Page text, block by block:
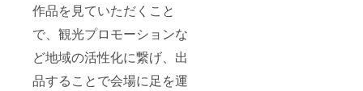
作品を見ていただくこと
で、観光プロモーションな
ど地域の活性化に繋げ、出
品することで会場に足を運